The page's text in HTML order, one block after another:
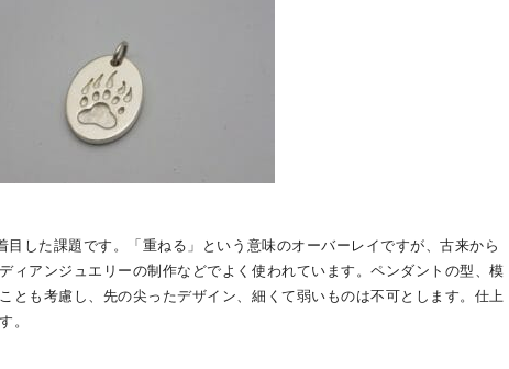
した課題です。「重ねる」という意味のオーバーレイですが、古来から
ィアンジュエリーの制作などでよく使われています。ペンダントの型、模
とも考慮し、先の尖ったデザイン、細くて弱いものは不可とします。仕上
。